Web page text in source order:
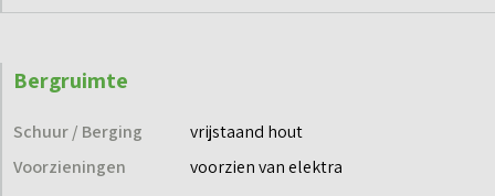
Bergruimte
Schuur / Berging
vrijstaand hout
Voorzieningen
voorzien van elektra